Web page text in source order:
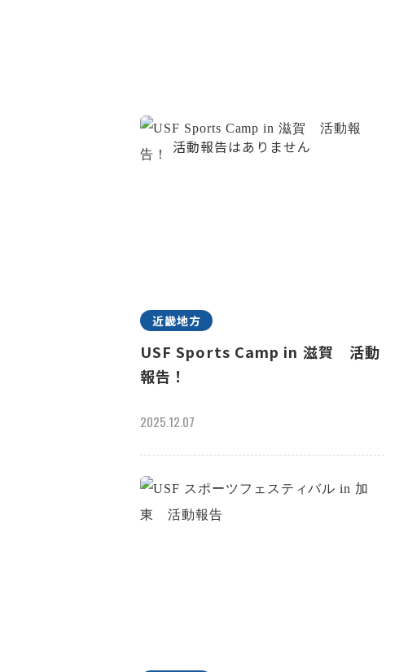
近畿地方
USF Sports Camp in 滋賀 活動
報告！
2025.12.07